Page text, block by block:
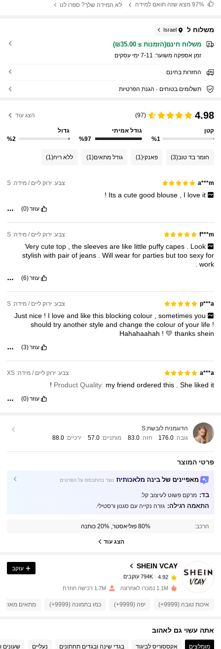
מצא שזה תואם למידה לא המידה שלך? ספרו לנו
משלוח ל Israel
משלוח חינם(הזמנות ≥ ₪35.00)
זמן אספקה ​​משוער: 7-11 ימי עסקים
החזרות בחינם
תשלומים בטוחים · הגנת הפרטיות
4.98
(97) הצג עוד
קטן
%1
גודל אמיתי
%97
גדול
%2
חומר בד טוב(3) פאנקי(1) גודל מתאים(1) ללא ריח(1)
a***m צבע: ירוק ליים / מידה: S
Itsacutegood blouse I love it
!
עוזר(0)
f***m צבע: ירוק ליים / מידה: S
Verycutetop ,thesleevesare like little puffycapes
Look
stylish with pair of jeans Will wear for parties but too sexy for
work
עוזר(6)
p***a צבע: ירוק ליים / מידה: S
Just nice ! I loveand likethis blockingcolour ,sometimesyou
should try another style and change the colour of your life !
Hahahaahah ! 💛 thanks shein
עוזר(3)
a***a צבע: ירוק ליים / מידה: XS
Product Quality: my friend ordered this She liked it
!
עוזר(0)
הדוגמנית לובשת:S
גובה: 176.0 חזה:83.0 מותניים: 57.0 ירכיים: 88.0
פרטי המוצר
מאפיינים של בינה מלאכותית נוצר בהתבסס על הפרטים
בד: מרקם פשוט לעיצוב קל.
התאמה רגילה: גזרה נקייה עם סגנון ורסטילי.
הרכב: 80% פוליאסטר, 20% כותנה
הצג עוד
SHEIN VCAY
794K עוקבים
t***1 שילם לפני יום אחד
4.92 794K עוקבים
4.92 794K עוקבים
עוקב
1.1M נמכרו לאחרונה 1.7M רכישה חוזרת
איכות טובה (9999+) יפה (9999+) כמו בתמונה (9999+) מתאים מאוד (9999+)
אתה עשוי גם לאהוב
מומלצים אקססוריס לביגוד בגדי שינה ובגדים תחתונים נעליים שעונים